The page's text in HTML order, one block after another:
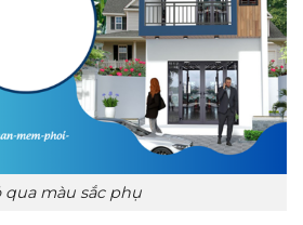
qua màu sắc phụ